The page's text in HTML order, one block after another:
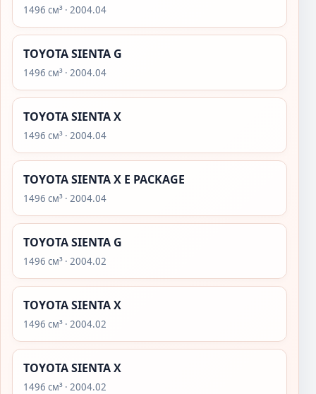
1496 см³ · 2004.04
TOYOTA SIENTA G
1496 см³ · 2004.04
TOYOTA SIENTA X
1496 см³ · 2004.04
TOYOTA SIENTA X E PACKAGE
1496 см³ · 2004.04
TOYOTA SIENTA G
1496 см³ · 2004.02
TOYOTA SIENTA X
1496 см³ · 2004.02
TOYOTA SIENTA X
1496 см³ · 2004.02